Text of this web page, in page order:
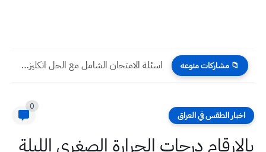
📁 مشاركات منوعه اسئلة الامتحان الشامل مع الحل انكليزي سادس ابتدائي 2024 الاشرف...
اخبار الطقس في العراق
0
بالارقام درجات الحرارة الصغرى الليلة